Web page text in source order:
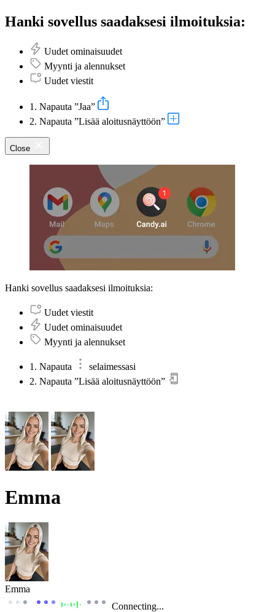
Hanki sovellus saadaksesi ilmoituksia:
Uudet ominaisuudet
Myynti ja alennukset
Uudet viestit
1. Napauta ”Jaa”
2. Napauta ”Lisää aloitusnäyttöön”
Close
Hanki sovellus saadaksesi ilmoituksia:
Uudet viestit
Uudet ominaisuudet
Myynti ja alennukset
1. Napauta
selaimessasi
2. Napauta ”Lisää aloitusnäyttöön”
Emma
Emma
Connecting...